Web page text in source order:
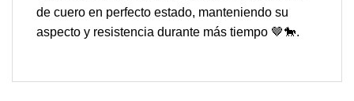
de cuero en perfecto estado, manteniendo su
aspecto y resistencia durante más tiempo 🤎🐎.